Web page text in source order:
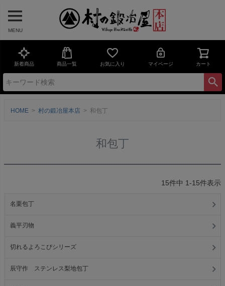
MENU
新着商品 商品一覧 お気に入り マイページ カート
HOME 村の鍛冶屋本店 和包丁
和包丁
15件中 1-15件表示
名栗包丁
義平刃物
切れるよろこびシリーズ
辰守作 ステンレス梨地包丁